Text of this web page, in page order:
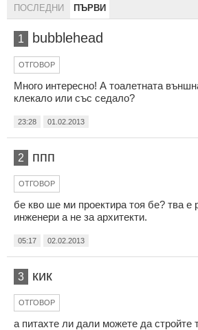
ПОСЛЕДНИ ПЪРВИ
1 bubblehead
ОТГОВОР
Много интересно! А тоалетната
клекало или със седало?
23:28 01.02.2013
2 ппп
ОТГОВОР
бе кво ше ми проектира тоя бе? тва е
инженери а не за архитекти.
05:17 02.02.2013
3 кик
ОТГОВОР
а питахте ли дали можете да стройте